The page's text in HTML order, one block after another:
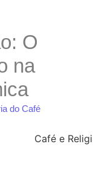
O
na
do Café